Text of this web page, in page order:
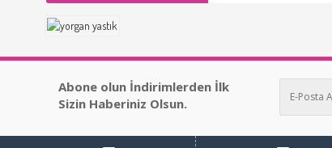
Abone olun İndirimlerden İlk
Sizin Haberiniz Olsun.